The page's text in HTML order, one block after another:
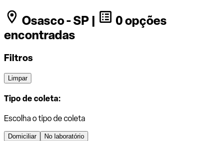
Osasco - SP |
0 opções
encontradas
Filtros
Limpar
Tipo de coleta:
Escolha o tipo de coleta
Domiciliar No laboratório